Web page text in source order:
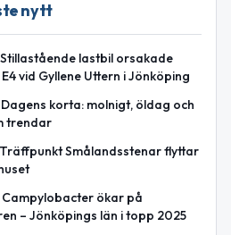
nytt
Stillastående lastbil orsakade
vid Gyllene Uttern i Jönköping
Dagens korta: molnigt, öldag och
trendar
Träffpunkt Smålandsstenar flyttar
Campylobacter ökar på
– Jönköpings län i topp 2025